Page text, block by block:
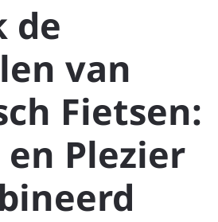
de
van
Fietsen:
Plezier